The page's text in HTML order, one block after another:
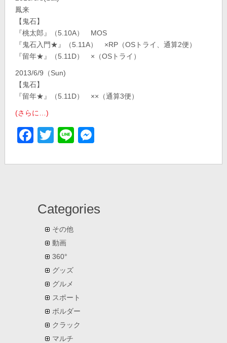
鳳来
【鬼石】
『桃太郎』（5.10A） MOS
『鬼石入門★』（5.11A） ×RP（OSトライ、通算2便）
『留年★』（5.11D） ×（OSトライ）
2013/6/9（Sun)
【鬼石】
『留年★』（5.11D） ××（通算3便）
(さらに…)
Facebook
Twitter
Line
Categories
その他
動画
360°
グッズ
グルメ
スポート
ボルダー
クラック
マルチ